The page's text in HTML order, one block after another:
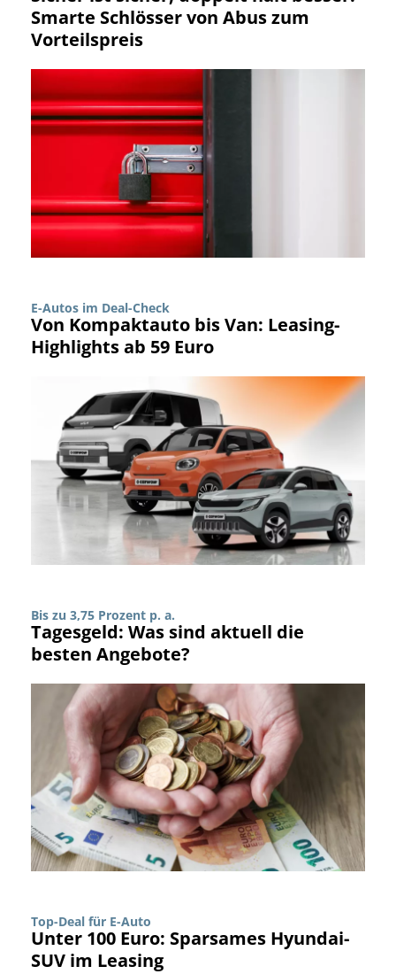
Smarte Schlösser von Abus zum
Vorteilspreis
E-Autos im Deal-Check
Von Kompaktauto bis Van: Leasing-
Highlights ab 59 Euro
Bis zu 3,75 Prozent p. a.
Tagesgeld: Was sind aktuell die
besten Angebote?
Top-Deal für E-Auto
Unter 100 Euro: Sparsames Hyundai-
SUV im Leasing